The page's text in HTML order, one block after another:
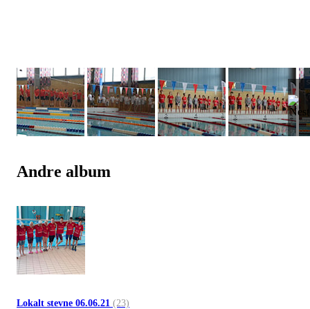
Andre album
Lokalt stevne 06.06.21 (23)